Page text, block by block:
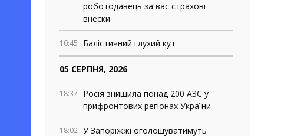
роботодавець за вас страхові
внески
10:45 Балістичний глухий кут
05 СЕРПНЯ, 2026
18:37
Росія знищила понад 200 АЗС у
прифронтових регіонах України
18:02 У Запоріжжі оголошуватимуть